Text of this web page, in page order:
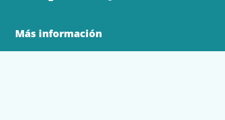
Más información